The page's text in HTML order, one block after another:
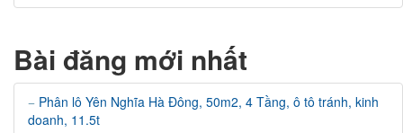
Bài đăng mới nhất
Phân lô Yên Nghĩa Hà Đông, 50m2, 4 Tầng, ô tô tránh, kinh
doanh, 11.5t